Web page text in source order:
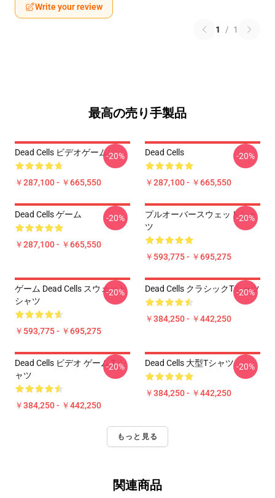
Write your review
1 / 1
最高の売り手製品
Dead Cells ビデオゲーム
￥287,100 - ￥665,550
-20% Dead Cells
￥287,100 - ￥665,550
-20%
Dead Cells ゲーム
￥287,100 - ￥665,550
-20%
プルオーバースウェットシャ
ツ
￥593,775 - ￥695,275
-20%
ゲーム Dead Cells スウェット
シャツ
￥593,775 - ￥695,275
-20% Dead Cells クラシックTシャツ
￥384,250 - ￥442,250
-20%
Dead Cells ビデオ ゲーム T シ
ャツ
￥384,250 - ￥442,250
-20% Dead Cells 大型Tシャツ
￥384,250 - ￥442,250
-20%
もっと見る
関連商品